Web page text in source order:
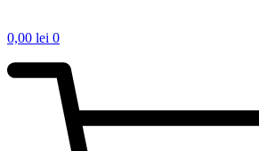
0,00 lei 0